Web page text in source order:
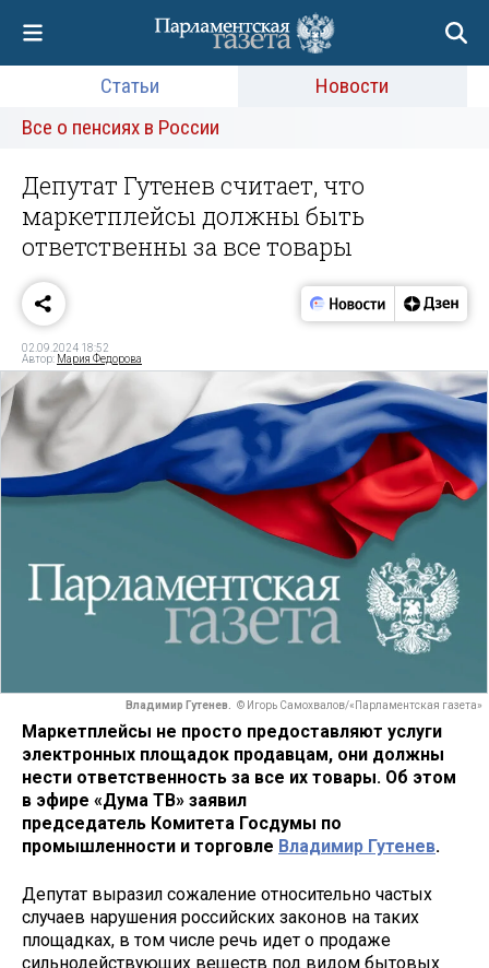
Статьи
Новости
Все о пенсиях в России
Депутат Гутенев считает, что
маркетплейсы должны быть
ответственны за все товары
02.09.2024 18:52
Автор: Мария Федорова
Владимир Гутенев. © Игорь Самохвалов/«Парламентская газета»
Маркетплейсы не просто предоставляют услуги
электронных площадок продавцам, они должны
нести ответственность за все их товары. Об этом
в эфире «Дума ТВ» заявил
председатель Комитета Госдумы по
промышленности и торговле Владимир Гутенев.
Депутат выразил сожаление относительно частых
случаев нарушения российских законов на таких
площадках, в том числе речь идет о продаже
сильнодействующих веществ под видом бытовых